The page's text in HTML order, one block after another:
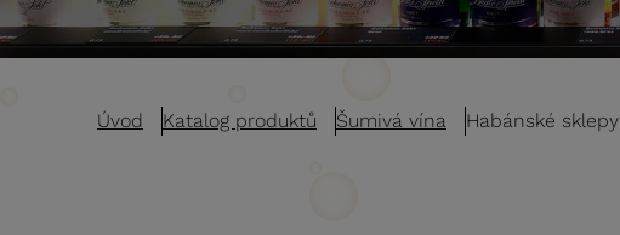
Úvod Katalog produktů Šumivá vína Habánské sklepy